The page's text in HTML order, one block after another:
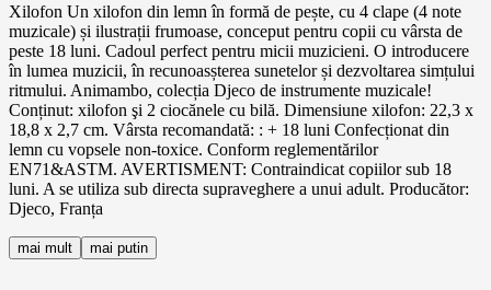
Xilofon Un xilofon din lemn în formă de pește, cu 4 clape (4 note
muzicale) și ilustrații frumoase, conceput pentru copii cu vârsta de
peste 18 luni. Cadoul perfect pentru micii muzicieni. O introducere
în lumea muzicii, în recunoasșterea sunetelor și dezvoltarea simțului
ritmului. Animambo, colecția Djeco de instrumente muzicale!
Conținut: xilofon şi 2 ciocănele cu bilă. Dimensiune xilofon: 22,3 x
18,8 x 2,7 cm. Vârsta recomandată: : + 18 luni Confecționat din
lemn cu vopsele non-toxice. Conform reglementărilor
EN71&ASTM. AVERTISMENT: Contraindicat copiilor sub 18
luni. A se utiliza sub directa supraveghere a unui adult. Producător:
Djeco, Franța
mai mult mai putin